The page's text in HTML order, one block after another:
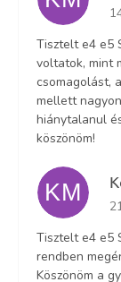
Tisztelt e4 e5
voltatok, mint
csomagolást,
mellett
hiánytalanul
köszönöm!
KM
Tisztelt e4 e5
rendben
Köszönöm a